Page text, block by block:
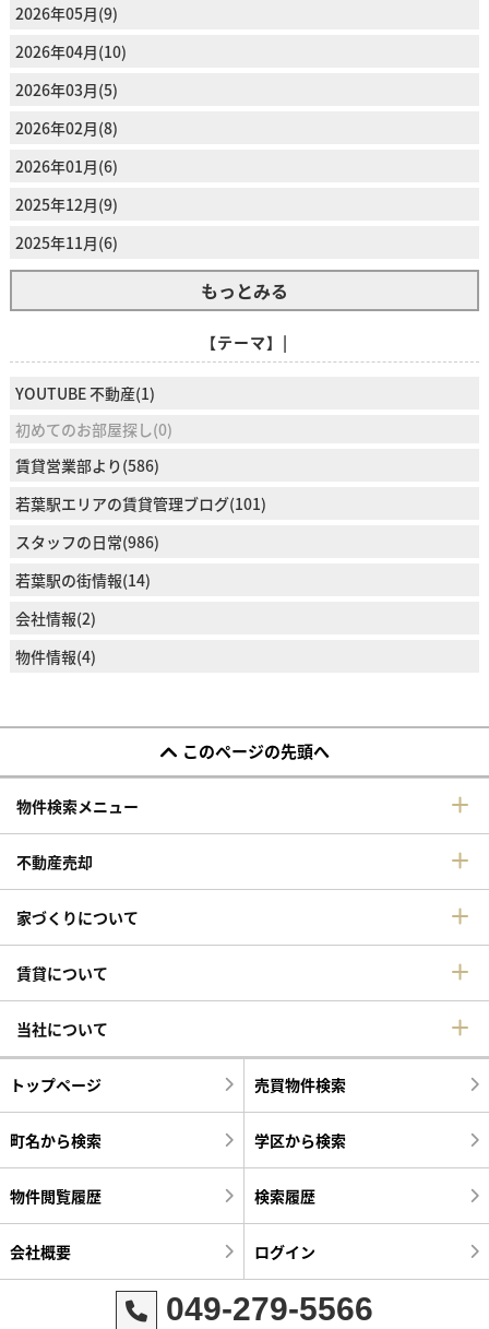
2026年05月(9)
2026年04月(10)
2026年03月(5)
2026年02月(8)
2026年01月(6)
2025年12月(9)
2025年11月(6)
もっとみる
【テーマ】|
YOUTUBE 不動産(1)
初めてのお部屋探し(0)
賃貸営業部より(586)
若葉駅エリアの賃貸管理ブログ(101)
スタッフの日常(986)
若葉駅の街情報(14)
会社情報(2)
物件情報(4)
このページの先頭へ
物件検索メニュー
不動産売却
家づくりについて
賃貸について
当社について
トップページ 売買物件検索
町名から検索 学区から検索
物件閲覧履歴 検索履歴
会社概要 ログイン
049-279-5566